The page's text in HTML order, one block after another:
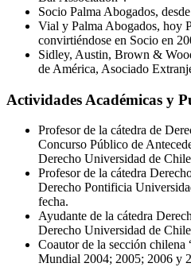
Socio Palma Abogados,
Vial y Palma Abogados, hoy
convirtiéndose en Socio en
Sidley, Austin, Brown &
de América, Asociado
Actividades Académicas y
Profesor de la cátedra de
Concurso Público de
Derecho Universidad de
Profesor de la cátedra
Derecho Pontificia
fecha.
Ayudante de la cátedra
Derecho Universidad de
Coautor de la sección
Mundial 2004; 2005; 2006 y